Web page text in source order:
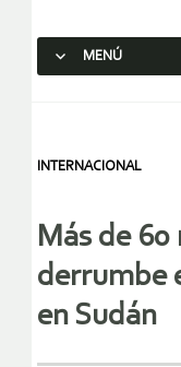
MENÚ
INTERNACIONAL
Más de
derrumbe
en Sudán